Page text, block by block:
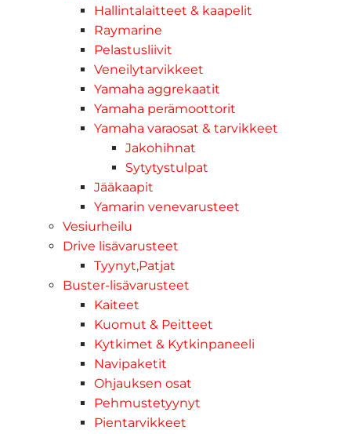
Hallintalaitteet & kaapelit
Raymarine
Pelastusliivit
Veneilytarvikkeet
Yamaha aggrekaatit
Yamaha perämoottorit
Yamaha varaosat & tarvikkeet
Jakohihnat
Sytytystulpat
Jääkaapit
Yamarin venevarusteet
Vesiurheilu
Drive lisävarusteet
Tyynyt,Patjat
Buster-lisävarusteet
Kaiteet
Kuomut & Peitteet
Kytkimet & Kytkinpaneeli
Navipaketit
Ohjauksen osat
Pehmustetyynyt
Pientarvikkeet